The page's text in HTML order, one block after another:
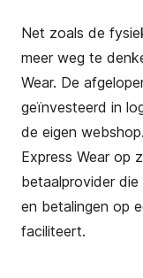
Net zoals de
meer weg te
Wear. De
geïnvesteerd in
de eigen
Express Wear op
betaalprovider
en betalingen op
faciliteert.